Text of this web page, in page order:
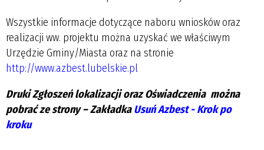
Wszystkie informacje dotyczące naboru wniosków oraz
realizacji ww. projektu można uzyskać we właściwym
Urzędzie Gminy/Miasta oraz na stronie
http://www.azbest.lubelskie.pl
DrukiZgłoszeń lokalizacjiorazOświadczenia można
pobrać ze strony – ZakładkaUsuń Azbest - Krok po
kroku